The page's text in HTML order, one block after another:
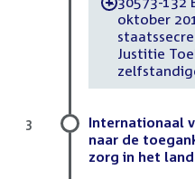
oktober
Justitie
Internationaal
naar de
zorg in het
3